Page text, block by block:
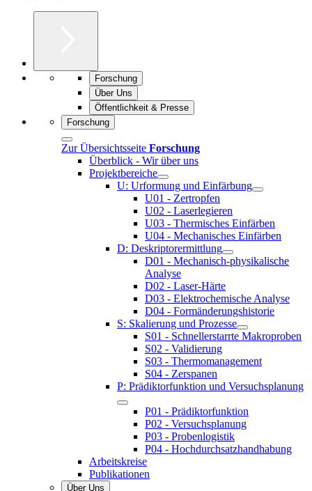
Forschung
Über Uns
Öffentlichkeit & Presse
Forschung
Zur Übersichtsseite Forschung
Überblick - Wir über uns
Projektbereiche
U: Urformung und Einfärbung
U01 - Zertropfen
U02 - Laserlegieren
U03 - Thermisches Einfärben
U04 - Mechanisches Einfärben
D: Deskriptorermittlung
D01 - Mechanisch-physikalische
Analyse
D02 - Laser-Härte
D03 - Elektrochemische Analyse
D04 - Formänderungshistorie
S: Skalierung und Prozesse
S01 - Schnellerstarrte Makroproben
S02 - Validierung
S03 - Thermomanagement
S04 - Zerspanen
P: Prädiktorfunktion und Versuchsplanung
P01 - Prädiktorfunktion
P02 - Versuchsplanung
P03 - Probenlogistik
P04 - Hochdurchsatzhandhabung
Arbeitskreise
Publikationen
Über Uns